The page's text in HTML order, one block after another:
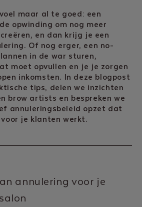
maar al te goed: een
opwinding om nog meer
en dan krijg je een
Of nog erger, een no-
in de war sturen,
moet opvullen en je je zorgen
inkomsten. In deze blogpost
tips, delen we inzichten
brow artists en bespreken we
annuleringsbeleid opzet dat
je klanten werkt.
annulering voor je